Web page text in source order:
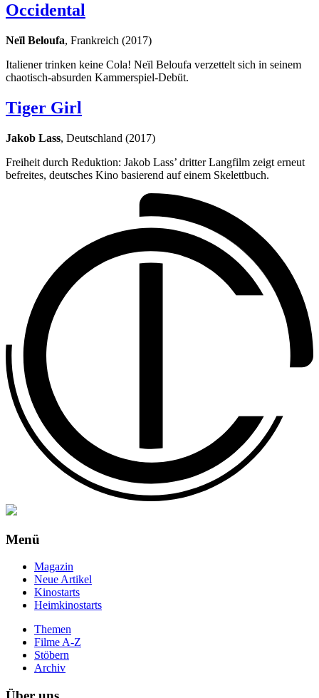
Occidental
Neïl Beloufa, Frankreich (2017)
Italiener trinken keine Cola! Neïl Beloufa verzettelt sich in seinem
chaotisch-absurden Kammerspiel-Debüt.
Tiger Girl
Jakob Lass, Deutschland (2017)
Freiheit durch Reduktion: Jakob Lass’ dritter Langfilm zeigt erneut
befreites, deutsches Kino basierend auf einem Skelettbuch.
Menü
Magazin
Neue Artikel
Kinostarts
Heimkinostarts
Themen
Filme A-Z
Stöbern
Archiv